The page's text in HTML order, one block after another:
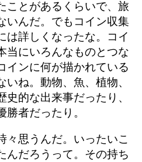
ことがあるくらいで、旅
いんだ。でもコイン収集
は詳しくなったな。コイ
当にいろんなものとつな
インに何が描かれている
ね。動物、魚、植物、
的な出来事だったり、
勝者だったり。
々思うんだ。いったいこ
んだろうって。その持ち